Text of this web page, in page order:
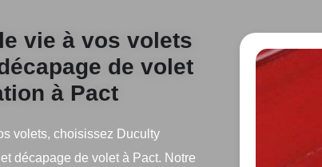
vie à vos volets
de volet
à Pact
volets, choisissez Duculty
décapage de volet à Pact. Notre